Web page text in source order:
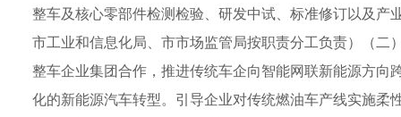
整车及核心零部件检测检验、研发中试、标准修订以及
市工业和信息化局、市市场监管局按职责分工负责）（
整车企业集团合作，推进传统车企向智能网联新能源方
化的新能源汽车转型。引导企业对传统燃油车产线实施